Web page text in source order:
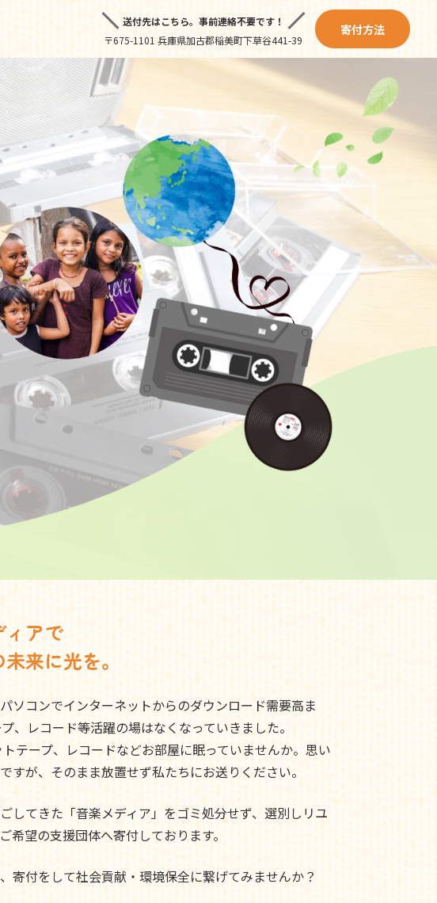
送付先はこちら。 事前連絡不要です！
〒675-1101 兵庫県加古郡稲美町下草谷441-39
寄付方法
ィアで
来に光を。
ソコンでインターネットからのダウンロード需要高ま
、レコード等活躍の場はなくなっていきました。
テープ、レコードなどお部屋に眠っていませんか。思い
すが、そのまま放置せず私たちにお送りください。
してきた「音楽メディア」をゴミ処分せず、選別しリユ
望の支援団体へ寄付しております。
寄付をして社会貢献・環境保全に繋げてみませんか？